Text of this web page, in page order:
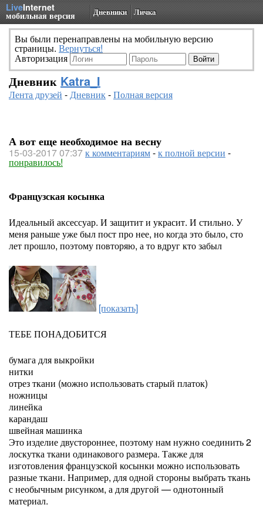
LiveInternet
мобильная версия Дневники Личка
Вы были перенаправлены на мобильную версию
страницы. Вернуться!
Авторизация
Дневник Katra_I
Лента друзей -Дневник-Полная версия
А вот еще необходимое на весну
15-03-2017 07:37к комментариям-к полной версии -
понравилось!
Французская косынка
Идеальный аксессуар. И защитит и украсит. И стильно. У
меня раньше уже был пост про нее, но когда это было, сто
лет прошло, поэтому повторяю, а то вдруг кто забыл
[показать]
ТЕБЕ ПОНАДОБИТСЯ
бумага для выкройки
нитки
отрез ткани (можно использовать старый платок)
ножницы
линейка
карандаш
швейная машинка
Это изделие двустороннее, поэтому нам нужно соединить 2
лоскутка ткани одинакового размера. Также для
изготовления французской косынки можно использовать
разные ткани. Например, для одной стороны выбрать ткань
с необычным рисунком, а для другой — однотонный
материал.